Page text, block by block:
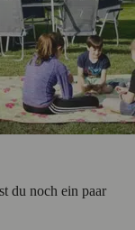
du noch ein paar